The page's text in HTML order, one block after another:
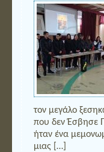
τον μεγάλο
που δεν Έσβησε
ήταν ένα
μιας […]